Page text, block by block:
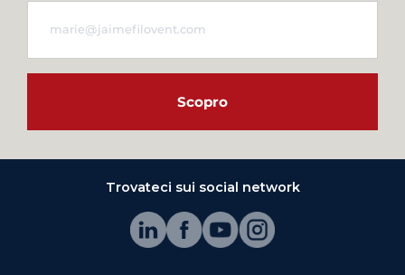
Scopro
Trovateci sui social network